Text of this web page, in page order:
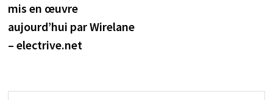
mis en œuvre
aujourd’hui par Wirelane
– electrive.net